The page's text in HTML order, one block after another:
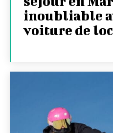
inoubliable
voiture de